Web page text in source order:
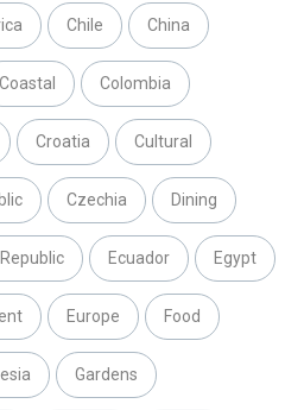
Chile China
Coastal Colombia
Croatia Cultural
Czechia Dining
Ecuador Egypt
Europe Food
Gardens